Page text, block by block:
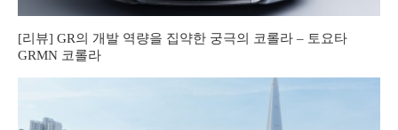
[리뷰] GR의 개발 역량을 집약한 궁극의 코롤라 – 토요타
GRMN 코롤라